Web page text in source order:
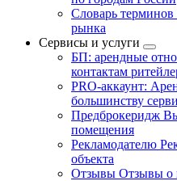
Словарь терминов
рынка
Сервисы и услуги
БП: арендные
контактам
PRO-аккаунт:
большинству
Предброкеридж
помещения
Рекламодателю
объекта
Отзывы Отзывы о